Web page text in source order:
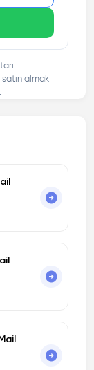
almak